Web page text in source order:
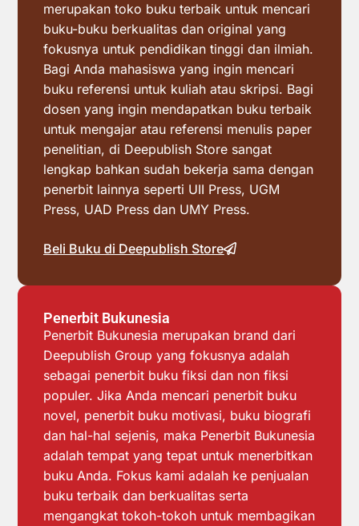
merupakan toko buku terbaik untuk mencari
buku-buku berkualitas dan original yang
fokusnya untuk pendidikan tinggi dan ilmiah.
Bagi Anda mahasiswa yang ingin mencari
buku referensi untuk kuliah atau skripsi. Bagi
dosen yang ingin mendapatkan buku terbaik
untuk mengajar atau referensi menulis paper
penelitian, di Deepublish Store sangat
lengkap bahkan sudah bekerja sama dengan
penerbit lainnya seperti UII Press, UGM
Press, UAD Press dan UMY Press.
Beli Buku di Deepublish Store
Penerbit Bukunesia
Penerbit Bukunesia merupakan brand dari
Deepublish Group yang fokusnya adalah
sebagai penerbit buku fiksi dan non fiksi
populer. Jika Anda mencari penerbit buku
novel, penerbit buku motivasi, buku biografi
dan hal-hal sejenis, maka Penerbit Bukunesia
adalah tempat yang tepat untuk menerbitkan
buku Anda. Fokus kami adalah ke penjualan
buku terbaik dan berkualitas serta
mengangkat tokoh-tokoh untuk membagikan